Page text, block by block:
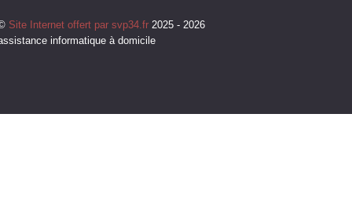
Site Internet offert par svp34.fr2025 - 2026
informatique à domicile